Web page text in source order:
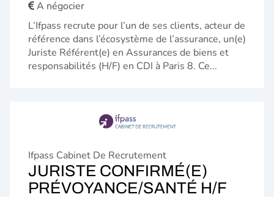
A négocier
L’Ifpass recrute pour l’un de ses clients, acteur de
référence dans l’écosystème de l’assurance, un(e)
Juriste Référent(e) en Assurances de biens et
responsabilités (H/F) en CDI à Paris 8. Ce...
Ifpass Cabinet De Recrutement
JURISTE CONFIRMÉ(E)
PRÉVOYANCE/SANTÉ H/F